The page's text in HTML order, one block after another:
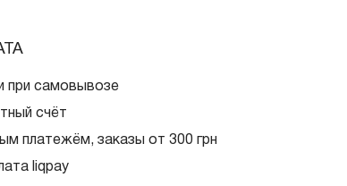
при самовывозе
счёт
платежём, заказы от 300 грн
liqpay